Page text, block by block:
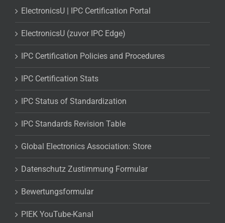
ElectronicsU | IPC Certification Portal
ElectronicsU (zuvor IPC Edge)
IPC Certification Policies and Procedures
IPC Certification Stats
IPC Status of Standardization
IPC Standards Revision Table
Global Electronics Association: Store
Datenschutz Zustimmung Formular
Bewertungsformular
PIEK YouTube-Kanal